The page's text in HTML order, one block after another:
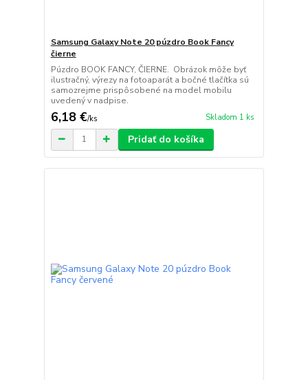
Samsung Galaxy Note 20 púzdro Book Fancy
čierne
Púzdro BOOK FANCY, ČIERNE. Obrázok môže byť
ilustračný, výrezy na fotoaparát a bočné tlačítka sú
samozrejme prispôsobené na model mobilu
uvedený v nadpise.
6,18 €/ks Skladom 1 ks
Pridať do košíka